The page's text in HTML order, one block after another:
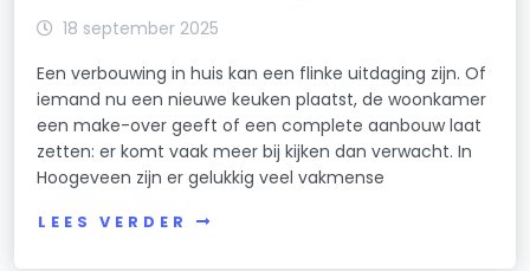
18 september 2025
Een verbouwing in huis kan een flinke uitdaging zijn. Of
iemand nu een nieuwe keuken plaatst, de woonkamer
een make-over geeft of een complete aanbouw laat
zetten: er komt vaak meer bij kijken dan verwacht. In
Hoogeveen zijn er gelukkig veel vakmense
LEES VERDER